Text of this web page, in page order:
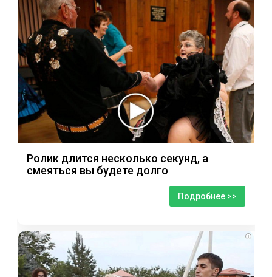
Ролик длится несколько секунд, а
смеяться вы будете долго
Подробнее >>
i